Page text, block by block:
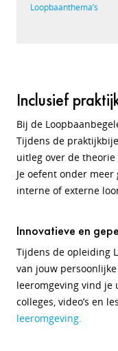
Loopbaanthema’s
Inclusief
Bij de
Tijdens de
uitleg over de
Je oefent onder
interne of externe
Innovatieve en
Tijdens de opleiding
van jouw
leeromgeving vind je
colleges, video’s en
leeromgeving.